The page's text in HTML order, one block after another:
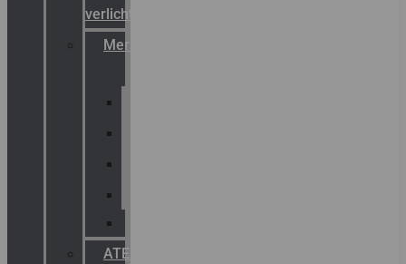
verlichting
Merken
ATEX